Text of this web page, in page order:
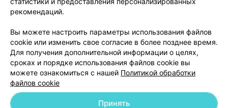
Персональные настройки cookie
Обработка персональных данных
рекомендаций.
Вы можете настроить параметры использования файлов
cookie или изменить свое согласие в более позднее время.
Для получения дополнительной информации о целях,
сроках и порядке использования файлов cookie вы
можете ознакомиться с нашей Политикой обработки
файлов cookie
Принять